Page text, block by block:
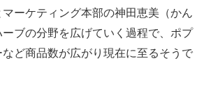
ーケティング本部の神田恵美（かん
ブの分野を広げていく過程で、ポプ
ど商品数が広がり現在に至るそうで